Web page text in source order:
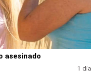
asesinado
1 día